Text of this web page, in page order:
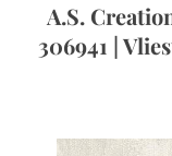
A.S.
306941 |